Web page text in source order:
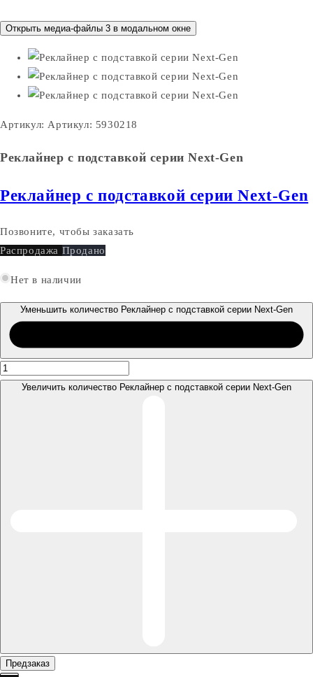
Открыть медиа-файлы 3 в модальном окне
Артикул: Артикул: 5930218
Реклайнер с подставкой серии Next-Gen
Реклайнер с подставкой серии Next-Gen
Позвоните, чтобы заказать
Распродажа Продано
Нет в наличии
Уменьшить количество Реклайнер с подставкой серии Next-Gen
Увеличить количество Реклайнер с подставкой серии Next-Gen
Предзаказ